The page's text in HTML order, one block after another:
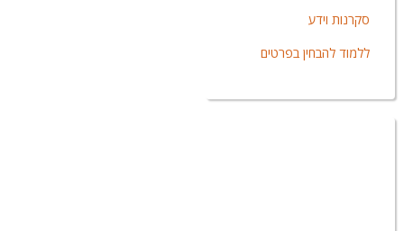
סקרנות וידע
ללמוד להבחין בפרטים